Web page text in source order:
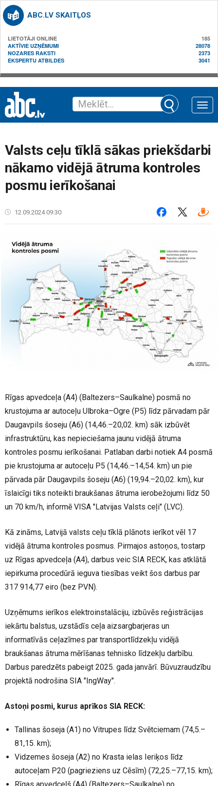
ABC.LV SKAITĻOS
LIETOTĀJI ONLINE
185
AKTĪVIE UZŅĒMUMI
28078
NOZARES RAKSTI
2373
EKSPERTU ATBILDES
3041
Toggle
Valsts ceļu tīklā sākas priekšdarbi
nākamo vidējā ātruma kontroles
posmu ierīkošanai
12.09.2024 09:30
Rīgas apvedceļa (A4) (Baltezers–Saulkalne) posmā no
krustojuma ar autoceļu Ulbroka–Ogre (P5) līdz pārvadam pār
Daugavpils šoseju (A6) (14,46.–20,02. km) sāk izbūvēt
infrastruktūru, kas nepieciešama jaunu vidējā ātruma
kontroles posmu ierīkošanai. Patlaban darbi notiek A4 posmā
pie krustojuma ar autoceļu P5 (14,46.–14,54. km) un pie
pārvada pār Daugavpils šoseju (A6) (19,94.–20,02. km), kur
īslaicīgi tiks noteikti braukšanas ātruma ierobežojumi līdz 50
un 70 km/h, informē VISA "Latvijas Valsts ceļi" (LVC).
Kā zināms, Latvijā valsts ceļu tīklā plānots ierīkot vēl 17
vidējā ātruma kontroles posmus. Pirmajos astoņos, tostarp
uz Rīgas apvedceļa (A4), darbus veic SIA RECK, kas atklātā
iepirkuma procedūrā ieguva tiesības veikt šos darbus par
317 914,77 eiro (bez PVN).
Uzņēmums ierīkos elektroinstalāciju, izbūvēs reģistrācijas
iekārtu balstus, uzstādīs ceļa aizsargbarjeras un
informatīvās ceļazīmes par transportlīdzekļu vidējā
braukšanas ātruma mērīšanas tehnisko līdzekļu darbību.
Darbus paredzēts pabeigt 2025. gada janvārī. Būvuzraudzību
projektā nodrošina SIA "IngWay".
Astoņi posmi, kurus aprīkos SIA RECK:
Tallinas šoseja (A1) no Vitrupes līdz Svētciemam (74,5.–
81,15. km);
Vidzemes šoseja (A2) no Krasta ielas Ieriķos līdz
autoceļam P20 (pagrieziens uz Cēsīm) (72,25.–77,15. km);